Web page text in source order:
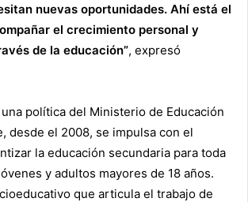
nuevas oportunidades. Ahí está el
el crecimiento personal y
de la educación”, expresó
una política del Ministerio de Educación
desde el 2008, se impulsa con el
la educación secundaria para toda
y adultos mayores de 18 años.
que articula el trabajo de